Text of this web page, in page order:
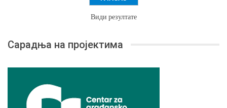
Види резултате
Сарадња на пројектима